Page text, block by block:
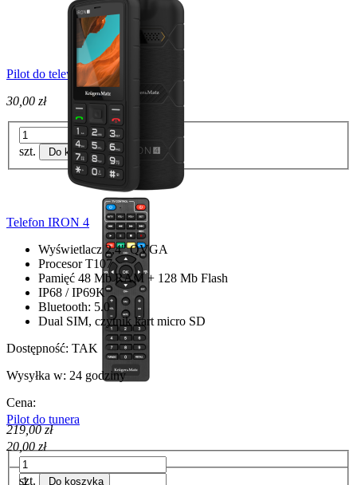
Pilot do telewizorów
30,00 zł
szt. Do koszyka
Pilot do tunera
20,00 zł
Telefon IRON 4
Wyświetlacz 2,4" QVGA
Procesor T107
Pamięć 48 Mb RAM + 128 Mb Flash
IP68 / IP69K
Bluetooth: 5.0
Dual SIM, czytnik kart micro SD
Dostępność: TAK
Wysyłka w: 24 godziny
Cena:
219,00 zł
szt. Do koszyka